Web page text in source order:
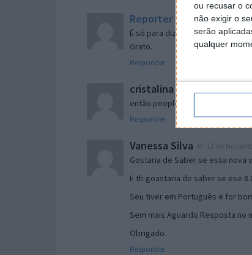
ou recusar o
não exigir o
serão
qualquer
Reporter 7 de Novembro de
É só para dizer que ainda não
Grato.
Responder
cristalina
então people
Responder
Vanessa Silva
Gostaria de Saber se essa nova
E tb goastaria de saber se ese
Seu tiver em Português e for
Sem mais Aguardo Resposta no
Obrigado.
Responder